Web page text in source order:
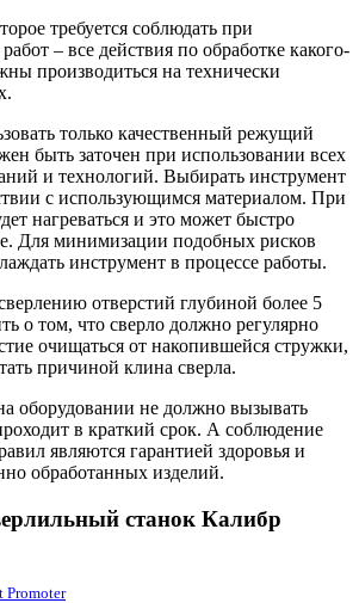
требуется соблюдать при
– все действия по обработке какого-
производиться на технически
только качественный режущий
быть заточен при использовании всех
и технологий. Выбирать инструмент
с использующимся материалом. При
нагреваться и это может быстро
Для минимизации подобных рисков
инструмент в процессе работы.
отверстий глубиной более 5
о том, что сверло должно регулярно
очищаться от накопившейся стружки,
причиной клина сверла.
оборудовании не должно вызывать
в краткий срок. А соблюдение
являются гарантией здоровья и
обработанных изделий.
станок Калибр
Promoter